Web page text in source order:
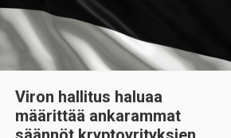
Viron hallitus haluaa
määrittää ankarammat